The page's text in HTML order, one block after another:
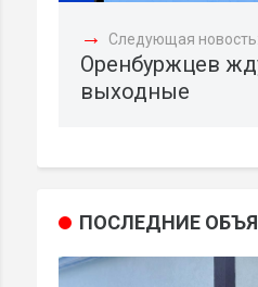
→ Следующая новость:
Оренбуржцев
выходные
ПОСЛЕДНИЕ